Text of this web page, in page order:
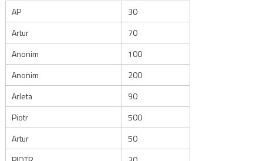
AP
30
Artur
70
Anonim
100
Anonim
200
Arleta
90
Piotr
500
Artur
50